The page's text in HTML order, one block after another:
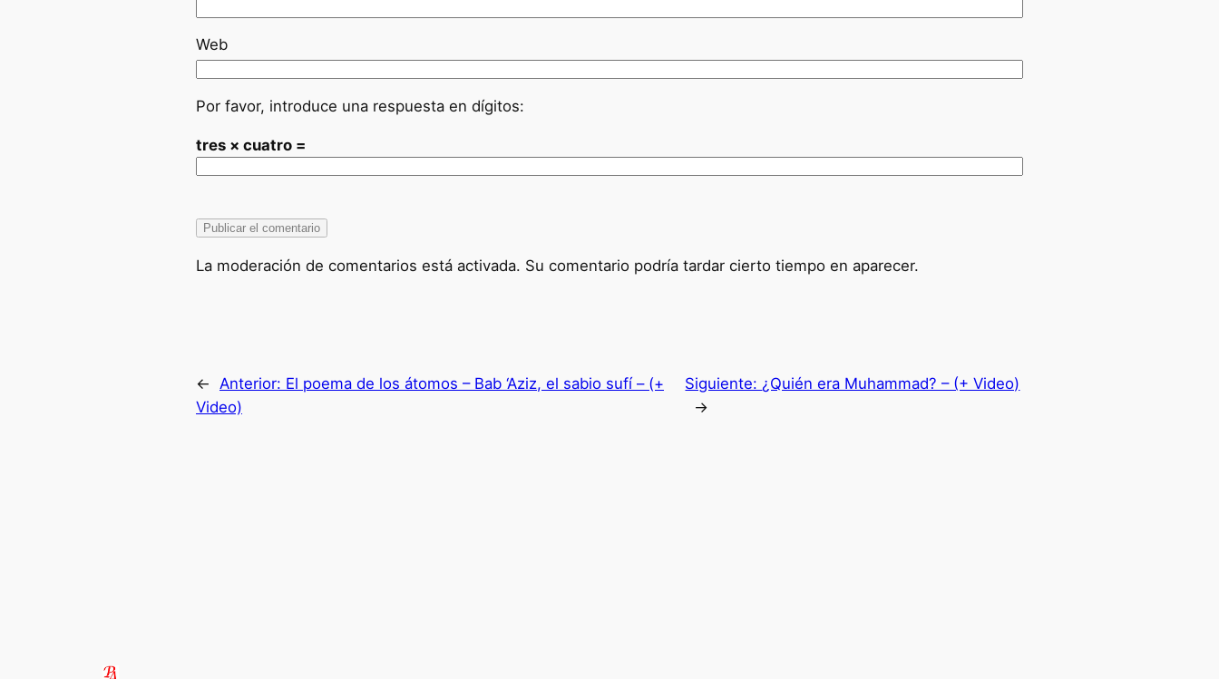
Web
Por favor, introduce una respuesta en dígitos:
tres × cuatro =
La moderación de comentarios está activada. Su comentario podría tardar cierto tiempo en aparecer.
← Anterior: El poema de los átomos – Bab ‘Aziz, el sabio sufí – (+
Video)
Siguiente: ¿Quién era Muhammad? – (+ Video)
→